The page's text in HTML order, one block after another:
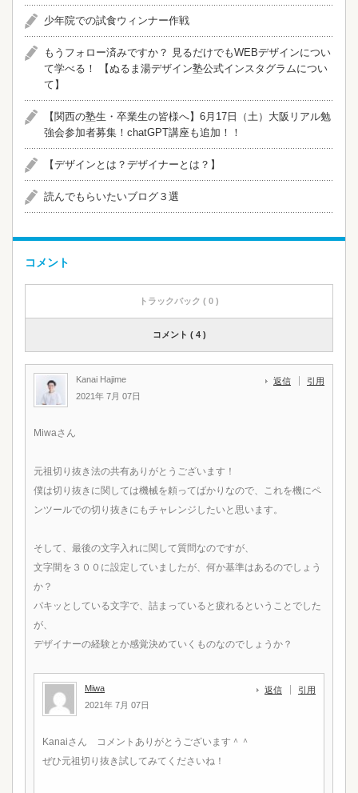
少年院での試食ウィンナー作戦
​​もうフォロー済みですか？ 見るだけでもWEBデザインについ
て学べる！ 【ぬるま湯デザイン塾公式インスタグラムについ
て】
【関西の塾生・卒業生の皆様へ】6月17日（土）大阪リアル勉
強会参加者募集！chatGPT講座も追加！！
【デザインとは？デザイナーとは？】
読んでもらいたいブログ３選
コメント
トラックバック ( 0 )
コメント ( 4 )
Kanai Hajime
2021年 7月 07日
返信 引用
Miwaさん
元祖切り抜き法の共有ありがとうございます！
僕は切り抜きに関しては機械を頼ってばかりなので、これを機にペ
ンツールでの切り抜きにもチャレンジしたいと思います。
そして、最後の文字入れに関して質問なのですが、
文字間を３００に設定していましたが、何か基準はあるのでしょう
か？
パキッとしている文字で、詰まっていると疲れるということでした
が、
デザイナーの経験とか感覚決めていくものなのでしょうか？
Miwa
2021年 7月 07日
返信 引用
Kanaiさん コメントありがとうございます＾＾
ぜひ元祖切り抜き試してみてくださいね！